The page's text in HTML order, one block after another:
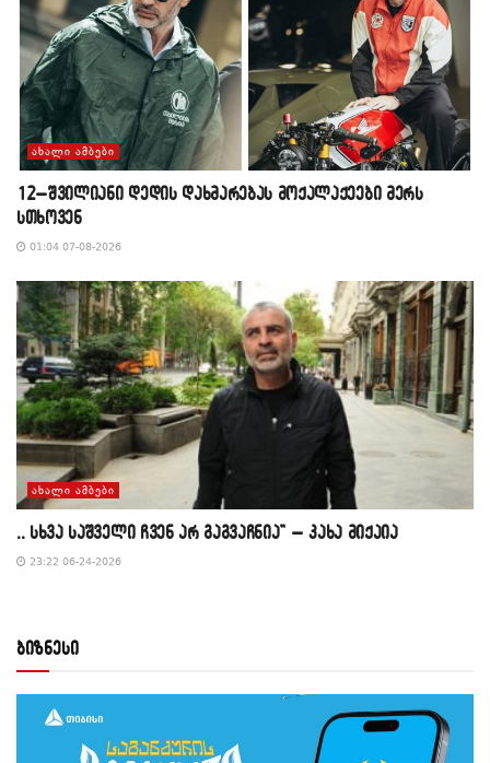
ᲐᲮᲐᲚᲘ ᲐᲛᲑᲔᲑᲘ
12–შვილიანი დედის დახმარებას მოქალაქეები მერს
სთხოვენ
01:04 07-08-2026
ᲐᲮᲐᲚᲘ ᲐᲛᲑᲔᲑᲘ
,, სხვა საშველი ჩვენ არ გაგვაჩნია” – კახა მიქაია
23:22 06-24-2026
ბიზნესი